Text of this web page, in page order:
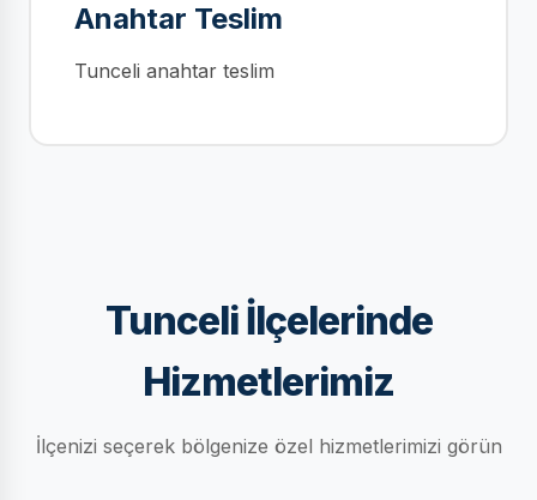
Anahtar Teslim
Tunceli anahtar teslim
Tunceli İlçelerinde
Hizmetlerimiz
İlçenizi seçerek bölgenize özel hizmetlerimizi görün